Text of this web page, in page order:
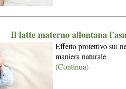
Il latte materno allontana
Effetto protettivo sui
maniera naturale
(Continua)